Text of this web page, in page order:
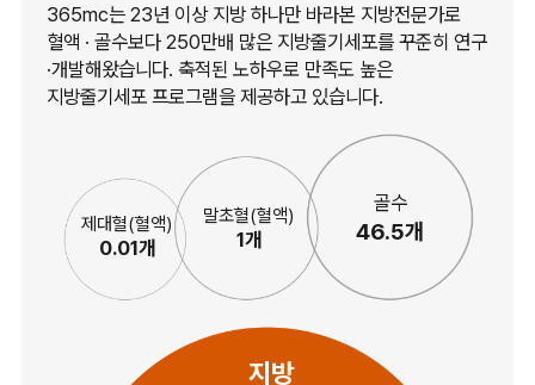
365mc는 23년 이상 지방 하나만 바라본 지방전문가로
혈액 · 골수보다 250만배 많은 지방줄기세포를 꾸준히 연구
·개발해왔습니다. 축적된 노하우로 만족도 높은
지방줄기세포 프로그램을 제공하고 있습니다.
제대혈(혈액)
0.01개
말초혈(혈액)
1개
골수
46.5개
지방